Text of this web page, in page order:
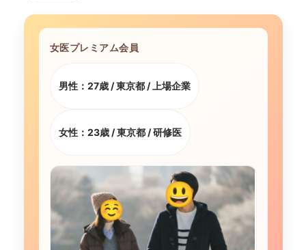
女医プレミアム会員
男性：27歳 / 東京都 / 上場企業
女性：23歳 / 東京都 / 研修医